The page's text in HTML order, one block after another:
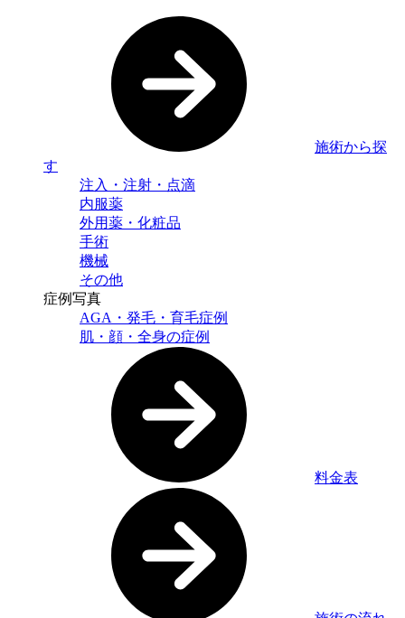
施術から探
す
注入・注射・点滴
内服薬
外用薬・化粧品
手術
機械
その他
症例写真
AGA・発毛・育毛症例
肌・顔・全身の症例
料金表